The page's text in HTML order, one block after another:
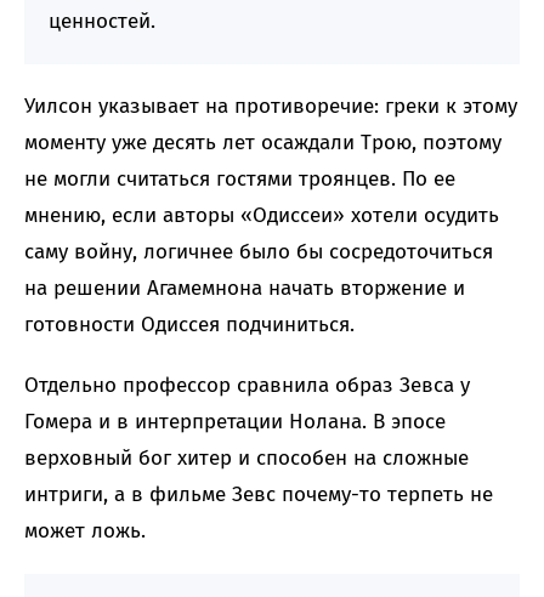
ценностей.
Уилсон указывает на противоречие: греки к этому
моменту уже десять лет осаждали Трою, поэтому
не могли считаться гостями троянцев. По ее
мнению, если авторы «Одиссеи» хотели осудить
саму войну, логичнее было бы сосредоточиться
на решении Агамемнона начать вторжение и
готовности Одиссея подчиниться.
Отдельно профессор сравнила образ Зевса у
Гомера и в интерпретации Нолана. В эпосе
верховный бог хитер и способен на сложные
интриги, а в фильме Зевс почему-то терпеть не
может ложь.